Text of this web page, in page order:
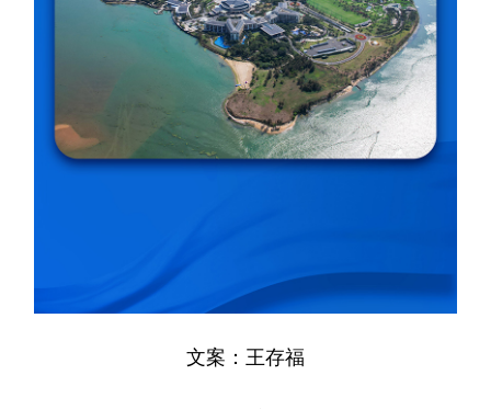
文案：王存福